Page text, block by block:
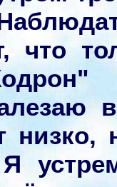
что
низко,
Я